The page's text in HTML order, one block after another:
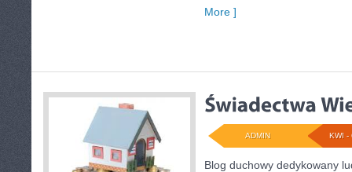
More ]
KWI -
ADMIN
Blog duchowy dedykowany